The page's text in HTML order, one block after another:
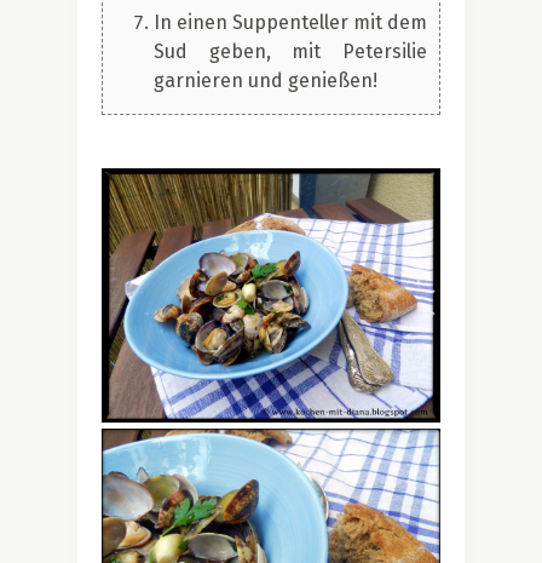
In einen Suppenteller mit dem
Sud geben, mit Petersilie
garnieren und genießen!